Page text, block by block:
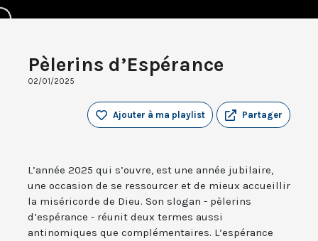
Pèlerins d’Espérance
02/01/2025
Partager
Ajouter à ma playlist
L’année 2025 qui s’ouvre, est une année jubilaire,
une occasion de se ressourcer et de mieux accueillir
la miséricorde de Dieu. Son slogan - pèlerins
d’espérance - réunit deux termes aussi
antinomiques que complémentaires. L’espérance